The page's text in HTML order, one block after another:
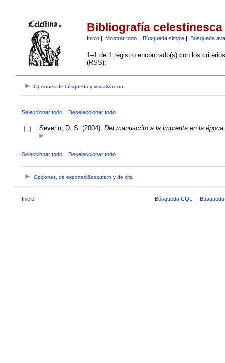
Bibliografía celestinesca
Inicio| Mostrar todo| Búsqueda simple| Búsqueda
1–1 de 1 registro encontrado(s) con los
(RSS):
Opciones de búsqueda y visualización
Seleccionar todo Deseleccionar todo
Severin, D. S. (2004). Del manuscrito a la imprenta en la
Seleccionar todo Deseleccionar todo
Opciones, de exportaci&oacute;n y de cita
Inicio Búsqueda CQL |